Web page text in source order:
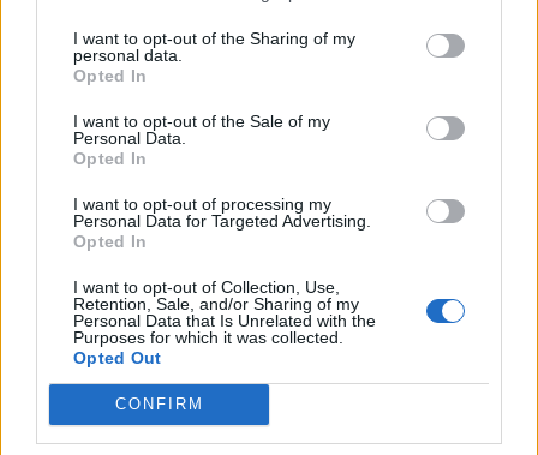
I want to opt-out of the Sharing of my
personal data.
Opted In
I want to opt-out of the Sale of my
Personal Data.
Opted In
I want to opt-out of processing my
Personal Data for Targeted Advertising.
Opted In
I want to opt-out of Collection, Use,
Retention, Sale, and/or Sharing of my
Personal Data that Is Unrelated with the
Purposes for which it was collected.
Opted Out
CONFIRM
ΠΟΙΑ ΕΙΝΑΙ;
Κρέμες, κολλαγόνο ή βάρη; Τι